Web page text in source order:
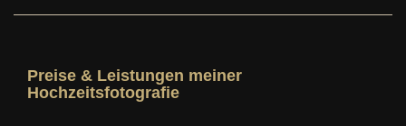
Preise & Leistungen meiner
Hochzeitsfotografie